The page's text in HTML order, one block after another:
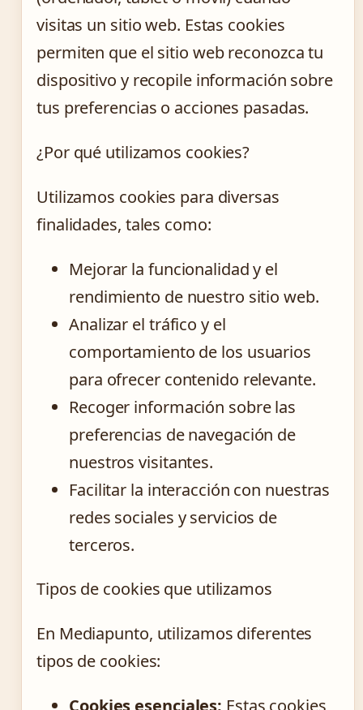
visitas un sitio web. Estas cookies
permiten que el sitio web reconozca tu
dispositivo y recopile información sobre
tus preferencias o acciones pasadas.
¿Por qué utilizamos cookies?
Utilizamos cookies para diversas
finalidades, tales como:
Mejorar la funcionalidad y el
rendimiento de nuestro sitio web.
Analizar el tráfico y el
comportamiento de los usuarios
para ofrecer contenido relevante.
Recoger información sobre las
preferencias de navegación de
nuestros visitantes.
Facilitar la interacción con nuestras
redes sociales y servicios de
terceros.
Tipos de cookies que utilizamos
En Mediapunto, utilizamos diferentes
tipos de cookies:
Cookies esenciales: Estas cookies